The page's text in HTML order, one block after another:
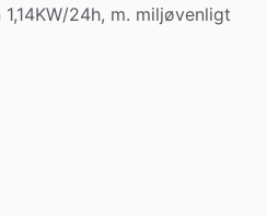
24h, m. miljøvenligt